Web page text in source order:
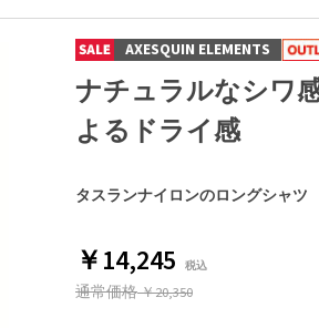
AXESQUIN ELEMENTS
ナチュラルなシワ
よるドライ感
タスランナイロンのロングシャツ
￥14,245
通常価格￥20,350